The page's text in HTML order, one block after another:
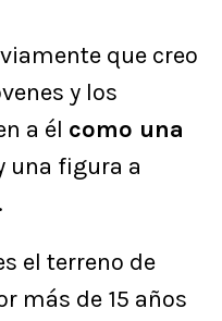
que creo
y los
a él como una
una figura a
el terreno de
más de 15 años